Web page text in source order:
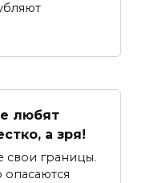
любят
а зря!
свои границы.